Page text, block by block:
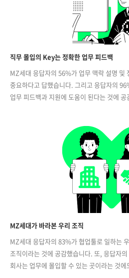
직무 몰입의 Key는 정확한 업무 피드백
MZ세대 응답자의 56%가 업무 맥락 설명 및
중요하다고 답했습니다. 그리고 응답자의
업무 피드백과 지원에 도움이 된다는 것에 공
MZ세대가 바라본 우리 조직
MZ세대 응답자의 83%가 협업툴로 일하는
조직이라는 것에 공감했습니다. 또, 응답자
회사는 업무에 몰입할 수 있는 곳이라는 것에